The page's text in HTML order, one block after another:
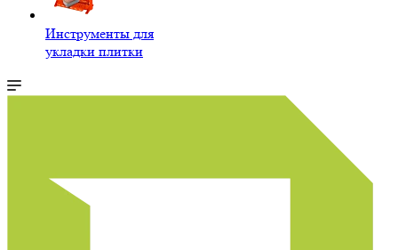
Инструменты для
укладки плитки